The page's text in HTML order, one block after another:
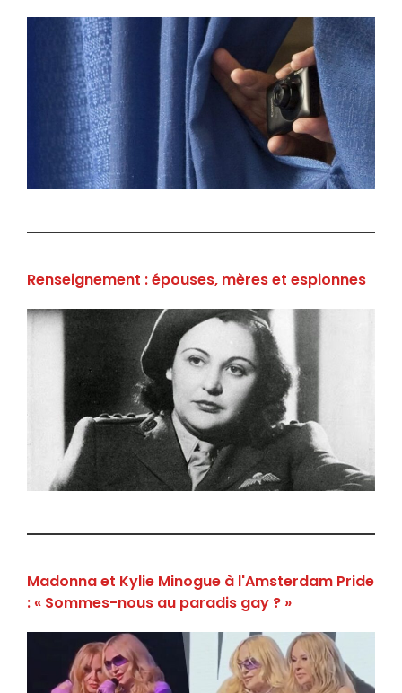
Renseignement : épouses, mères et espionnes
Madonna et Kylie Minogue à l'Amsterdam Pride
: « Sommes-nous au paradis gay ? »